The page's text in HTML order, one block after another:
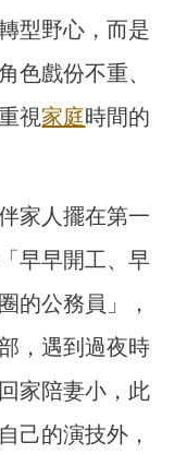
型野心，而是
色戲份不重、
視家庭時間的
家人擺在第一
早早開工、早
的公務員」，
，遇到過夜時
家陪妻小，此
己的演技外，